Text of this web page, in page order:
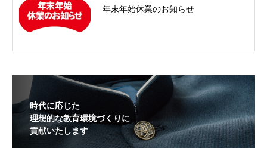
年末年始休業のお知らせ
時代に応じた
理想的な教育環境づくりに
貢献いたします